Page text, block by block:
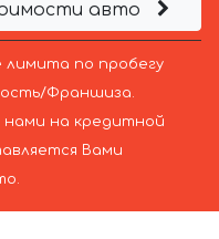
авто
лимита по пробегу
Франшиза.
нами на кредитной
Вами